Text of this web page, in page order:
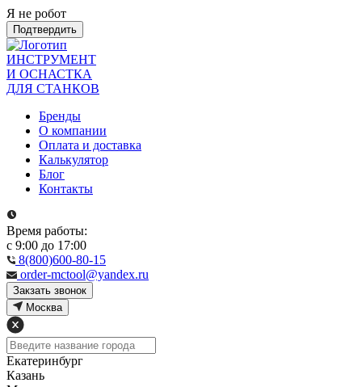
Я не робот
Подтвердить
ИНСТРУМЕНТ
И ОСНАСТКА
ДЛЯ СТАНКОВ
Бренды
О компании
Оплата и доставка
Калькулятор
Блог
Контакты
Время работы:
с 9:00 до 17:00
8(800)600-80-15
order-mctool@yandex.ru
Закзать звонок
Москва
Екатеринбург
Казань